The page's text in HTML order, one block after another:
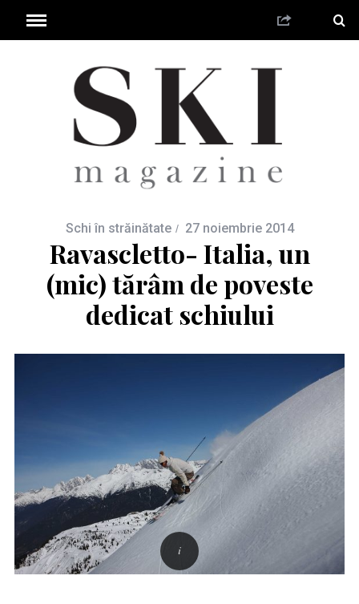
Schi în străinătate 27 noiembrie 2014
Ravascletto- Italia, un
(mic) tărâm de poveste
dedicat schiului